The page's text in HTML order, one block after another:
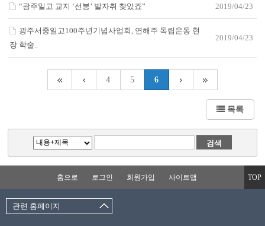
“광주일고 교지 ‘선봉’ 발자취 찾았죠” 2019/04/23
광주서중일고100주년기념사업회, 연해주 독립운동 현
장 학술..
2019/04/23
4 5 6
목록
홈으로 로그인 회원가입 사이트맵 TOP
관련 홈페이지